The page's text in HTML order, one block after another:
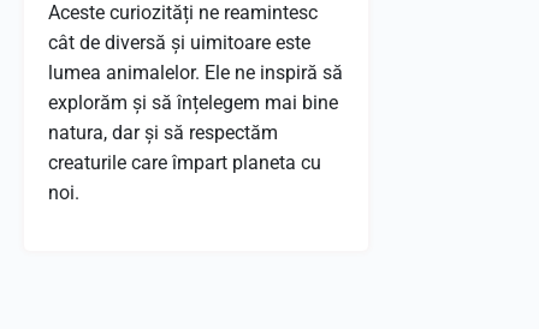
Aceste curiozități ne reamintesc
cât de diversă și uimitoare este
lumea animalelor. Ele ne inspiră să
explorăm și să înțelegem mai bine
natura, dar și să respectăm
creaturile care împart planeta cu
noi.